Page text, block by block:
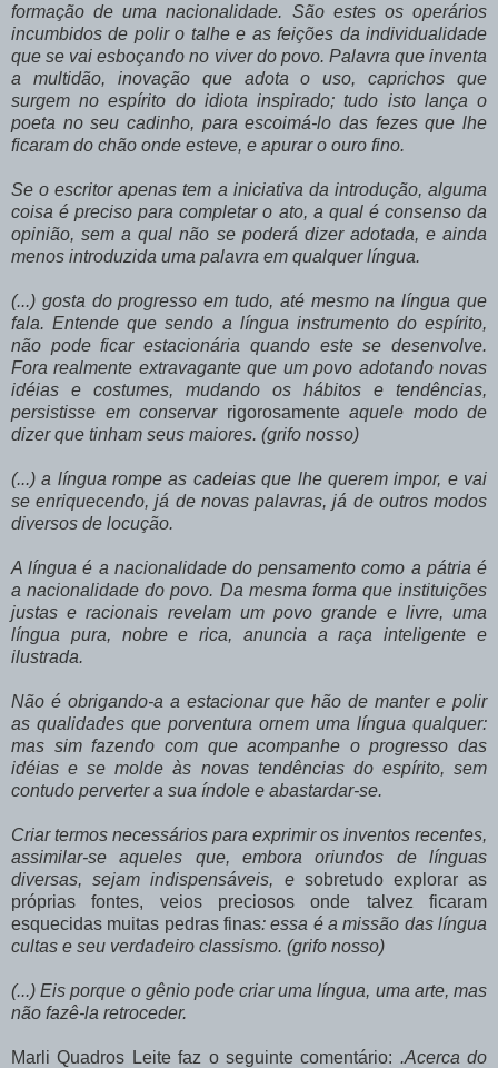
formação de uma nacionalidade. São estes os operários
incumbidos de polir o talhe e as feições da individualidade
que se vai esboçando no viver do povo. Palavra que inventa
a multidão, inovação que adota o uso, caprichos que
surgem no espírito do idiota inspirado; tudo isto lança o
poeta no seu cadinho, para escoimá-lo das fezes que lhe
ficaram do chão onde esteve, e apurar o ouro fino.
Se o escritor apenas tem a iniciativa da introdução, alguma
coisa é preciso para completar o ato, a qual é consenso da
opinião, sem a qual não se poderá dizer adotada, e ainda
menos introduzida uma palavra em qualquer língua.
(...) gosta do progresso em tudo, até mesmo na língua que
fala. Entende que sendo a língua instrumento do espírito,
não pode ficar estacionária quando este se desenvolve.
Fora realmente extravagante que um povo adotando novas
idéias e costumes, mudando os hábitos e tendências,
persistisse em conservar rigorosamente aquele modo de
dizer que tinham seus maiores. (grifo nosso)
(...) a língua rompe as cadeias que lhe querem impor, e vai
se enriquecendo, já de novas palavras, já de outros modos
diversos de locução.
A língua é a nacionalidade do pensamento como a pátria é
a nacionalidade do povo. Da mesma forma que instituições
justas e racionais revelam um povo grande e livre, uma
língua pura, nobre e rica, anuncia a raça inteligente e
ilustrada.
Não é obrigando-a a estacionar que hão de manter e polir
as qualidades que porventura ornem uma língua qualquer:
mas sim fazendo com que acompanhe o progresso das
idéias e se molde às novas tendências do espírito, sem
contudo perverter a sua índole e abastardar-se.
Criar termos necessários para exprimir os inventos recentes,
assimilar-se aqueles que, embora oriundos de línguas
diversas, sejam indispensáveis, e sobretudo explorar as
próprias fontes, veios preciosos onde talvez ficaram
esquecidas muitas pedras finas: essa é a missão das língua
cultas e seu verdadeiro classismo. (grifo nosso)
(...) Eis porque o gênio pode criar uma língua, uma arte, mas
não fazê-la retroceder.
Marli Quadros Leite faz o seguinte comentário: .Acerca do